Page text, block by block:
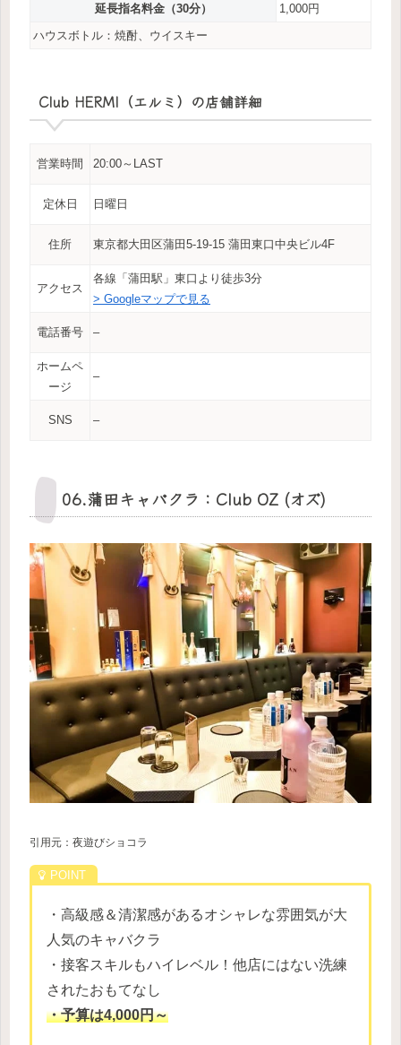
延長指名料金（30分）
1,000円
ハウスボトル：焼酎、ウイスキー
Club HERMI（エルミ）の店舗詳細
営業時間 20:00～LAST
定休日 日曜日
住所 東京都大田区蒲田5-19-15 蒲田東口中央ビル4F
アクセス
各線「蒲田駅」東口より徒歩3分
> Googleマップで見る
電話番号 –
ホームペ
ージ
–
SNS –
06.蒲田キャバクラ：Club OZ (オズ)
引用元：夜遊びショコラ
・高級感＆清潔感があるオシャレな雰囲気が大
人気のキャバクラ
・接客スキルもハイレベル！他店にはない洗練
されたおもてなし
・予算は4,000円～